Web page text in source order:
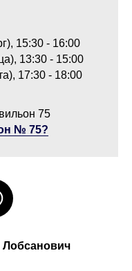
15:30 - 16:00
13:30 - 15:00
17:30 - 18:00
75
№ 75?
Лобсанович